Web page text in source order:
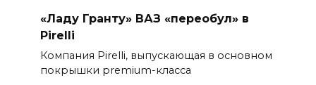
«Ладу Гранту» ВАЗ «переобул» в
Pirelli
Компания Pirelli, выпускающая в основном
покрышки premium-класса